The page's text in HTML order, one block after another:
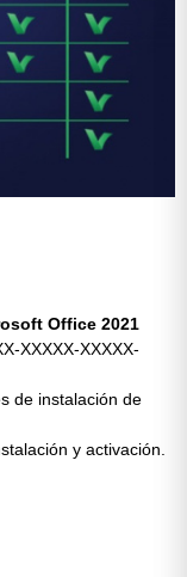
Office 2021
XXXXX-XXXXX-
de instalación de
y activación.